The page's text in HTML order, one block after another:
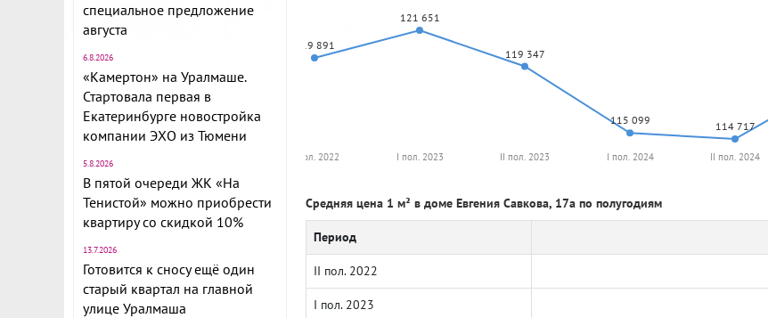
специальное предложение
августа
6.8.2026
«Камертон» на Уралмаше.
Стартовала первая в
Екатеринбурге новостройка
компании ЭХО из Тюмени
5.8.2026
В пятой очереди ЖК «На
Тенистой» можно приобрести
квартиру со скидкой 10%
13.7.2026
Готовится к сносу ещё один
старый квартал на главной
улице Уралмаша
119 891
121 651
119 347
115 099 114 717
II пол. 2022 I пол. 2023 II пол. 2023 I пол. 2024 II пол. 2024
Средняя цена 1 м² в доме Евгения Савкова, 17а по полугодиям
Период
II пол. 2022
I пол. 2023